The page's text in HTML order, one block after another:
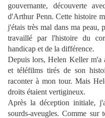
gouvernante, découverte
d'Arthur Penn. Cette histoire
j'étais très mal dans ma peau,
travaillé par l'histoire du
handicap et de la différence.
Depuis lors, Helen Keller m'a
et téléfilms tirés de son
raconter à mon tour. Mais
droits étaient vertigineux.
Après la déception initiale,
sourds-aveugles. Comme sur